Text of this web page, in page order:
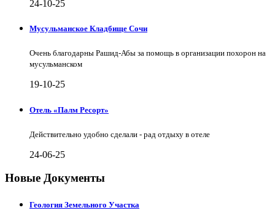
24-10-25
Мусульманское Кладбище Сочи
Очень благодарны Рашид-Абы за помощь в организации похорон на
мусульманском
19-10-25
Отель «Палм Ресорт»
Действительно удобно сделали - рад отдыху в отеле
24-06-25
Новые Документы
Геология Земельного Участка